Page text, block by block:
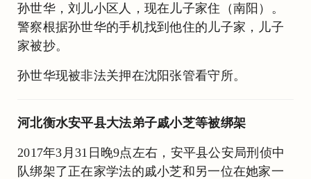
孙世华，刘儿小区人，现在儿子家住（南阳）。
警察根据孙世华的手机找到他住的儿子家，儿子
家被抄。
孙世华现被非法关押在沈阳张管看守所。
河北衡水安平县大法弟子戚小芝等被绑架
2017年3月31日晚9点左右，安平县公安局刑侦中
队绑架了正在家学法的戚小芝和另一位在她家一